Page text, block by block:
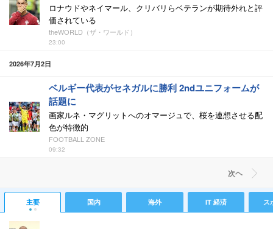
ロナウドやネイマール、クリバリらベテランが期待外れと評
価されている
theWORLD（ザ・ワールド）
23:00
2026年7月2日
ベルギー代表がセネガルに勝利 2ndユニフォームが
話題に
画家ルネ・マグリットへのオマージュで、桜を連想させる配
色が特徴的
FOOTBALL ZONE
09:32
次ヘ
主要 国内 海外 IT 経済 ス